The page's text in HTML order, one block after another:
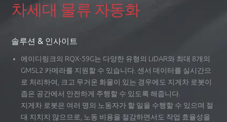
차세대 물류 자동화
솔루션 & 인사이트
에이디링크의 RQX-59G는 다양한 유형의 LiDAR와 최대 8개의
GMSL2 카메라를 지원할 수 있습니다. 센서 데이터를 실시간으
로 처리하여, 크고 무거운 화물이 있는 경우에도 지게차 로봇이
좁은 공간에서 안전하게 주행할 수 있도록 해줍니다.
지게차 로봇은 여러 명의 노동자가 할 일을 수행할 수 있으며 절
대 지치지 않으므로, 노동 비용을 절감하면서도 작업 효율성을
®